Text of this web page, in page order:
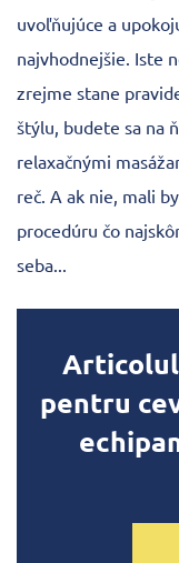
uvoľňujúce a
najvhodnejšie. Iste
zrejme stane
štýlu, budete sa na
relaxačnými
reč. A ak nie, mali
procedúru čo
seba...
pentru